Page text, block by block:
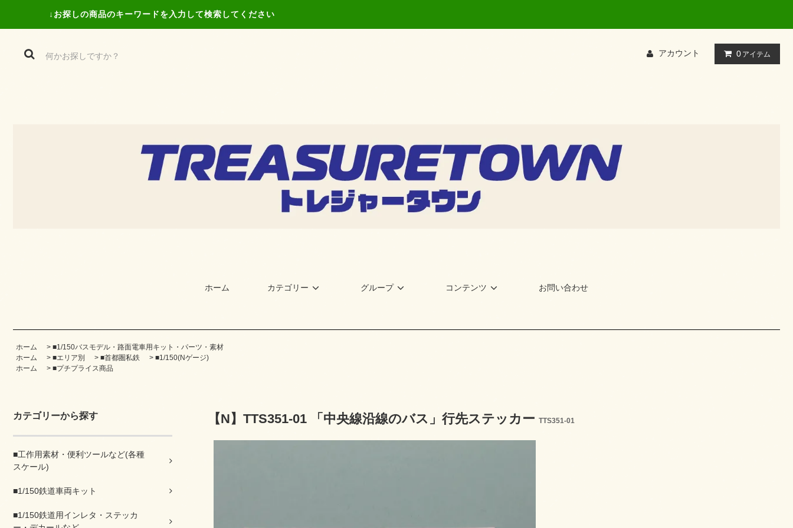
↓お探しの商品のキーワードを入力して検索してください
アカウント 0 アイテム
ホーム カテゴリー グループ コンテンツ お問い合わせ
ホーム > ■1/150バスモデル・路面電車用キット・パーツ・素材
ホーム
> ■エリア別 > ■首都圏私鉄 > ■1/150(Nゲージ)
ホーム
> ■プチプライス商品
カテゴリーから探す
■工作用素材・便利ツールなど(各種
スケール)
■1/150鉄道車両キット
■1/150鉄道用インレタ・ステッカ
【N】TTS351-01 「中央線沿線のバス」行先ステッカー TTS351-01